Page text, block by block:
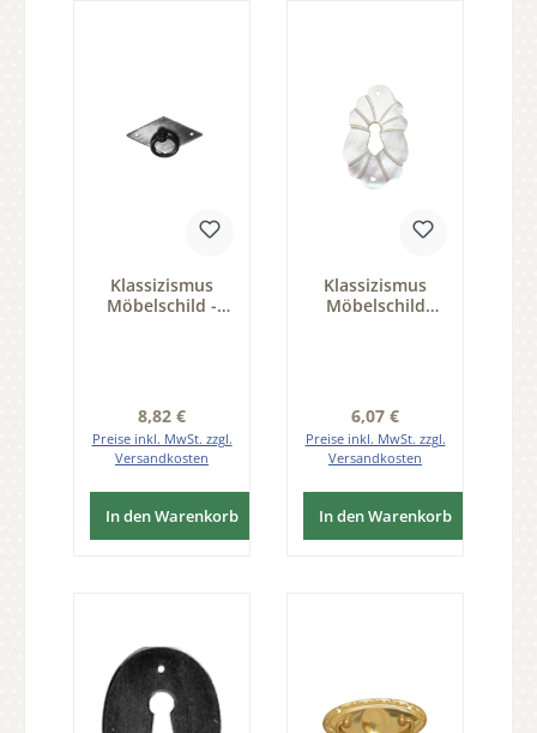
Klassizismus
Möbelschild -
Regulärer Preis:
8,82 €
Preise inkl. MwSt. zzgl.
Versandkosten
In den Warenkorb
Klassizismus
Möbelschild
Regulärer Preis:
6,07 €
Preise inkl. MwSt. zzgl.
Versandkosten
In den Warenkorb